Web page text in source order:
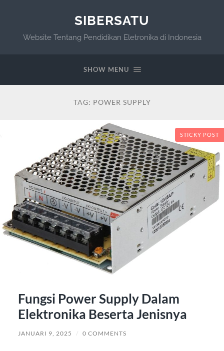
SIBERSATU
Website Tentang Pendidikan Eletronika di Indonesia
SHOW MENU
TAG: POWER SUPPLY
STICKY POST
Fungsi Power Supply Dalam
Elektronika Beserta Jenisnya
JANUARI 9, 2025 / 0 COMMENTS